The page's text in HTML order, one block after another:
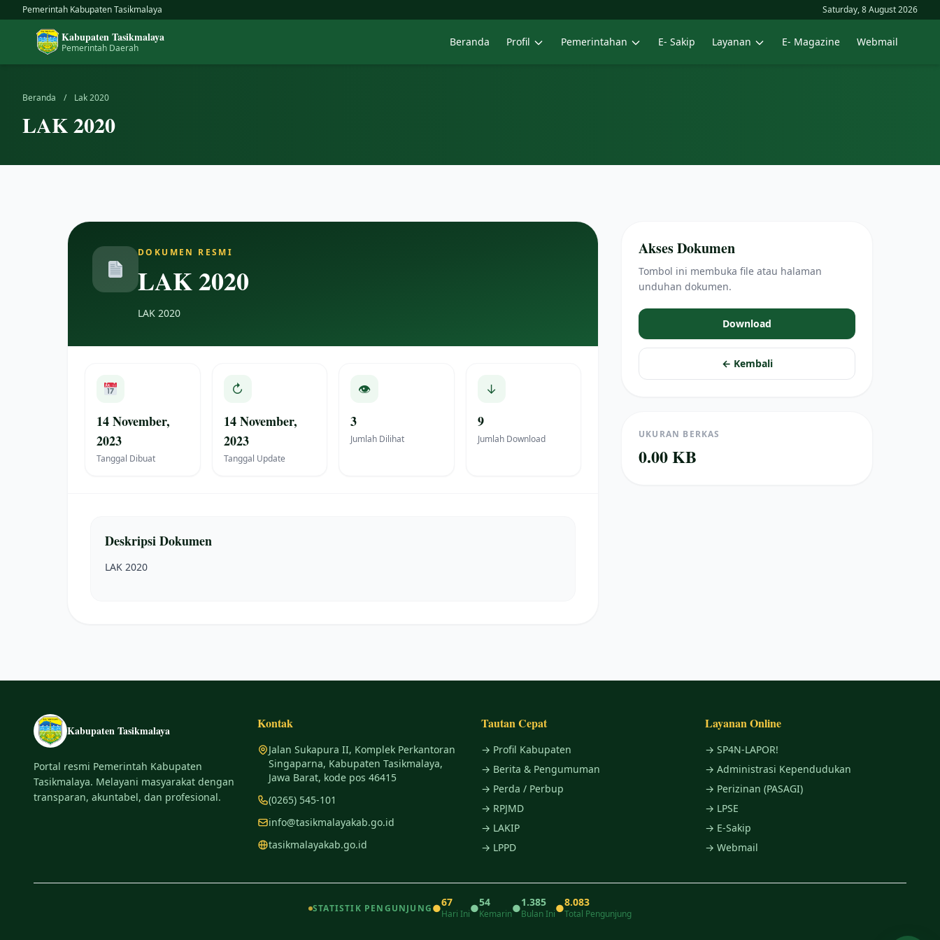
content
Pemerintah Kabupaten Tasikmalaya Saturday, 8 August 2026
Kabupaten Tasikmalaya
Pemerintah Daerah Beranda Profil Pemerintahan E- Sakip Layanan E- Magazine Webmail
Beranda / Lak 2020
LAK 2020
DOKUMEN RESMI
LAK 2020
LAK 2020
14 November,
2023
Tanggal Dibuat
↻
14 November,
2023
Tanggal Update
👁
3
Jumlah Dilihat
↓
9
Jumlah Download
Deskripsi Dokumen
LAK 2020
Akses Dokumen
Tombol ini membuka file atau halaman
unduhan dokumen.
Download
← Kembali
UKURAN BERKAS
0.00 KB
Kabupaten Tasikmalaya
Portal resmi Pemerintah Kabupaten
Tasikmalaya. Melayani masyarakat dengan
transparan, akuntabel, dan profesional.
Kontak
Jalan Sukapura II, Komplek Perkantoran
Singaparna, Kabupaten Tasikmalaya,
Jawa Barat, kode pos 46415
(0265) 545-101
info@tasikmalayakab.go.id
tasikmalayakab.go.id
Tautan Cepat
→ Profil Kabupaten
→ Berita & Pengumuman
→ Perda / Perbup
→ RPJMD
→ LAKIP
→ LPPD
Layanan Online
→ SP4N-LAPOR!
→ Administrasi Kependudukan
→ Perizinan (PASAGI)
→ LPSE
→ E-Sakip
→ Webmail
STATISTIK PENGUNJUNG●67
Hari Ini●54
Kemarin●1.385
Bulan Ini●8.083
Total Pengunjung